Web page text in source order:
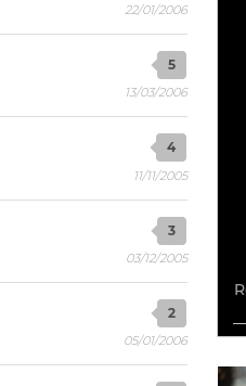
22/01/2006
5
13/03/2006
4
11/11/2005
3
03/12/2005
2
05/01/2006